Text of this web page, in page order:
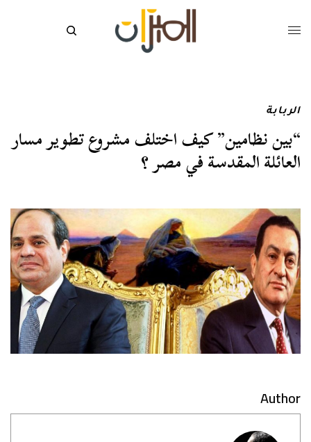
الربابة
“بين نظامين” كيف اختلف مشروع تطوير مسار
العائلة المقدسة في مصر ؟
Author